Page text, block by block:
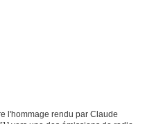
l'hommage rendu par Claude